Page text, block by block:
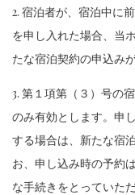
2. 宿泊者が、宿泊中に
を申し入れた場合、当
たな宿泊契約の申込み
3. 第１項第（３）号の
のみ有効とします。申
する場合は、新たな宿
お、申し込み時の予約
な手続きをとっていた